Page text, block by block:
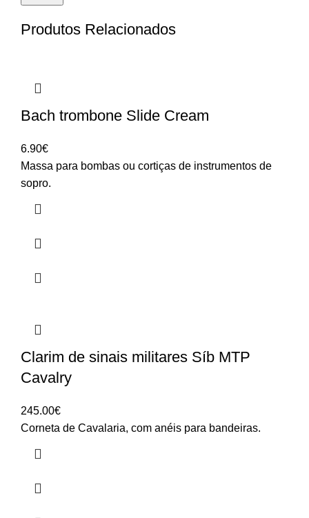
Produtos Relacionados
Bach trombone Slide Cream
6.90€
Massa para bombas ou cortiças de instrumentos de
sopro.
Clarim de sinais militares Síb MTP
Cavalry
245.00€
Corneta de Cavalaria, com anéis para bandeiras.